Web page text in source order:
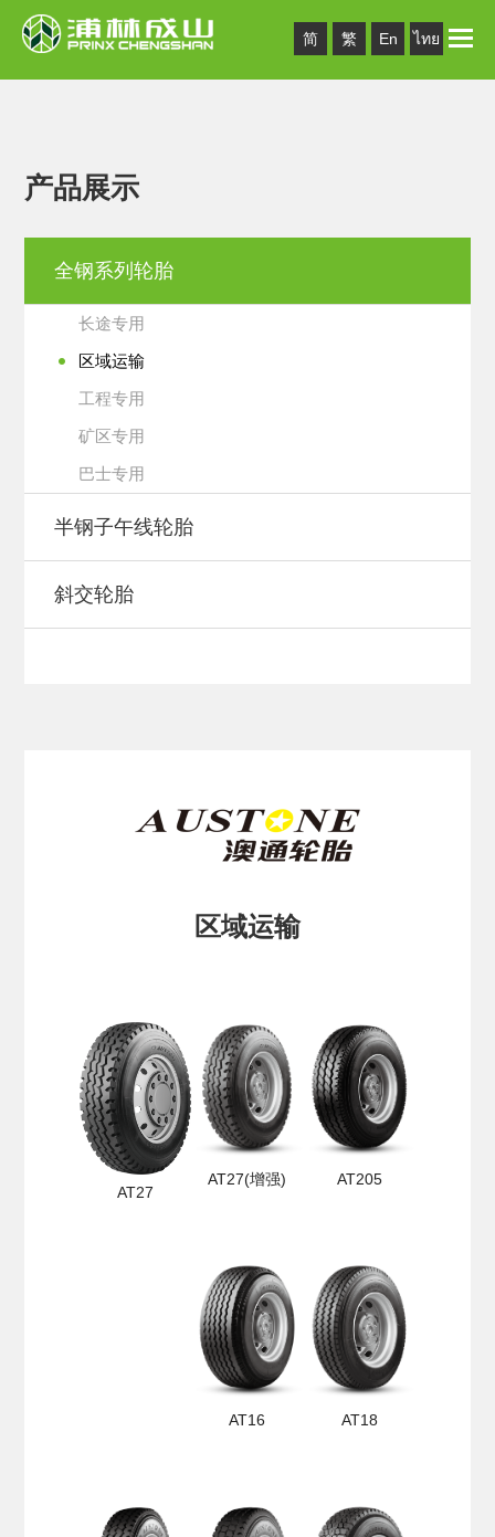
简 繁 En ไทย Toggle
产品展示
全钢系列轮胎
长途专用
区域运输
工程专用
矿区专用
巴士专用
半钢子午线轮胎
斜交轮胎
区域运输
AT27
AT27(增强) AT205
AT16 AT18